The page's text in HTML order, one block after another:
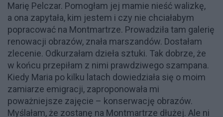
Marię Pelczar. Pomogłam jej mamie nieść walizkę,
a ona zapytała, kim jestem i czy nie chciałabym
popracować na Montmartrze. Prowadziła tam galerię
renowacji obrazów, znała marszandów. Dostałam
zlecenie. Odkurzałam dzieła sztuki. Tak dobrze, że
w końcu przepiłam z nimi prawdziwego szampana.
Kiedy Maria po kilku latach dowiedziała się o moim
zamiarze emigracji, zaproponowała mi
poważniejsze zajęcie – konserwację obrazów.
Myślałam, że zostanę na Montmartrze dłużej. Ale ni